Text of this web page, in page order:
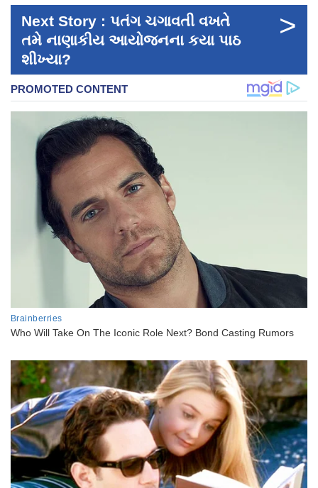
Next Story : પતંગ ચગાવતી વખતે
તમે નાણાકીય આયોજનના કયા પાઠ
શીખ્યા?
>